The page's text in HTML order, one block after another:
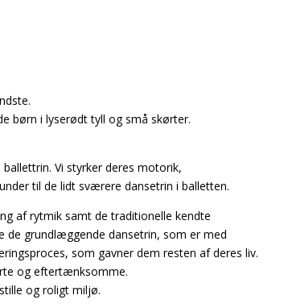
børn i lyserødt tyll og små skørter.
Vi styrker deres motorik,
til de lidt sværere dansetrin i balletten.
af rytmik samt de traditionelle kendte
grundlæggende dansetrin, som er med
som gavner dem resten af deres liv.
og eftertænksomme.
og roligt miljø.